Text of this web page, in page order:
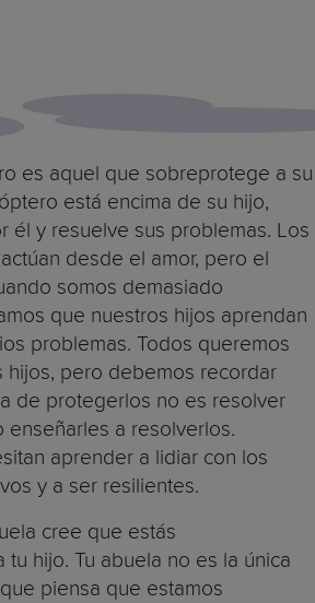
es aquel que sobreprotege a su
está encima de su hijo,
él y resuelve sus problemas. Los
desde el amor, pero el
somos demasiado
que nuestros hijos aprendan
problemas. Todos queremos
hijos, pero debemos recordar
de protegerlos no es resolver
enseñarles a resolverlos.
aprender a lidiar con los
y a ser resilientes.
cree que estás
hijo. Tu abuela no es la única
piensa que estamos